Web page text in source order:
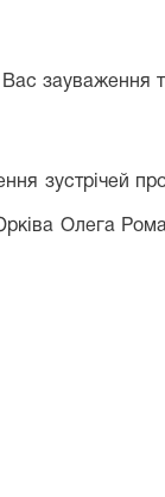
зауваження
зустрічей
Олега